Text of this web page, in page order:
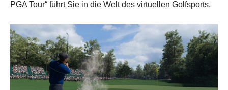
PGA Tour“ führt Sie in die Welt des virtuellen Golfsports.